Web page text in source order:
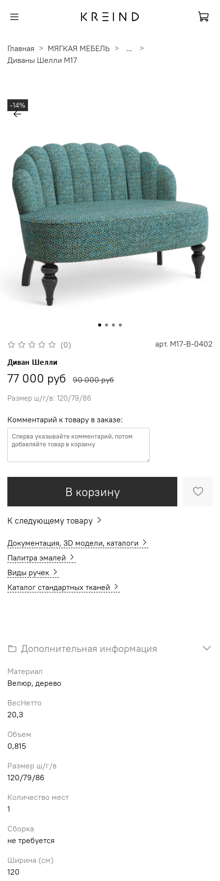
Главная МЯГКАЯ МЕБЕЛЬ
...
Диваны Шелли M17
-14%
(0) арт. M17-B-0402
Диван Шелли
77 000 руб 90 000 руб
Размер ш/г/в: 120/79/86
Комментарий к товару в заказе:
В корзину
К следующему товару
Документация, 3D модели, каталоги
Палитра эмалей
Виды ручек
Каталог стандартных тканей
Дополнительная информация
Материал
Велюр, дерево
ВесНетто
20,3
Объем
0,815
Размер ш/г/в
120/79/86
Количество мест
1
Сборка
не требуется
Ширина (см)
120